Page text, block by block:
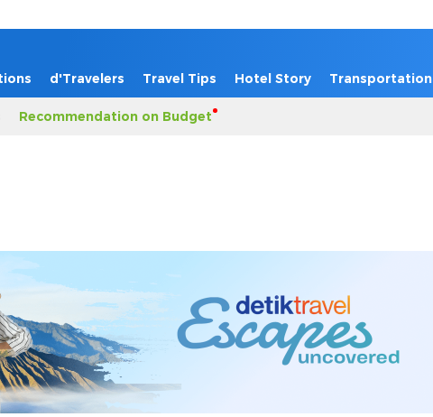
d'Travelers Travel Tips Hotel Story Transportation
Recommendation on Budget